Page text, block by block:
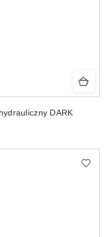
DARK